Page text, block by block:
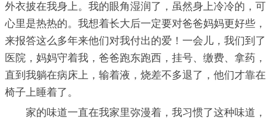
外衣披在我身上。我的眼角湿润了，虽然身上冷冷的，可
心里是热热的。我想着长大后一定要对爸爸妈妈更好些，
来报答这么多年来他们对我付出的爱！一会儿，我们到了
医院，妈妈守着我，爸爸跑东跑西，挂号、缴费、拿药，
直到我躺在病床上，输着液，烧差不多退了，他们才靠在
椅子上睡着了。
家的味道一直在我家里弥漫着，我习惯了这种味道，